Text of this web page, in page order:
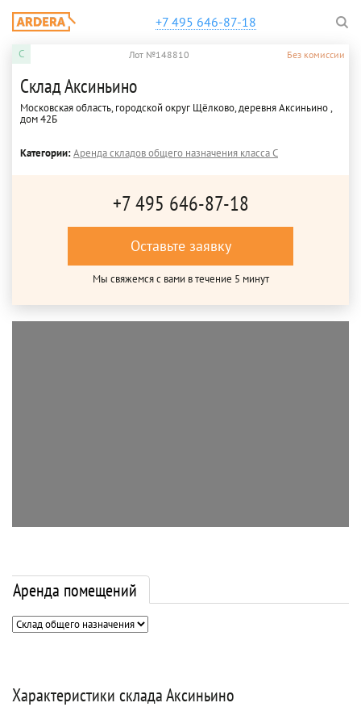
+7 495 646-87-18
C Лот №148810 Без комиссии
Склад Аксиньино
Московская область, городской округ Щёлково, деревня Аксиньино ,
дом 42Б
Категории:Аренда складов общего назначения класса C
+7 495 646-87-18
Оставьте заявку
Мы свяжемся с вами в течение 5 минут
Аренда помещений
Характеристики склада Аксиньино